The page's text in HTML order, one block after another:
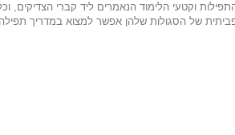
וקטעי הלימוד הנאמרים ליד קברי הצדיקים,
של הסגולות שלהן אפשר למצוא במדריך